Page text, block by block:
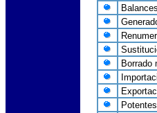
Borrado